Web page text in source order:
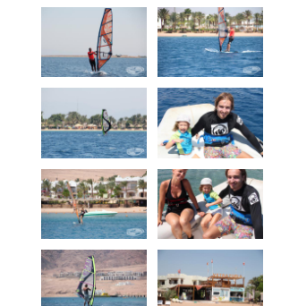
Windvorhersage
Über Dahab
News
Preise
Windsurfen Unterricht
Kitesurfschule
Materiallagerung
Materialverleih
Ort